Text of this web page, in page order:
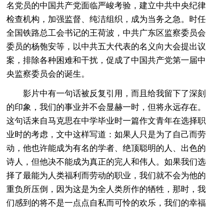
名党员的中国共产党面临严峻考验，建立中共中央纪律
检查机构，加强监督、纯洁组织，成为当务之急。时任
全国铁路总工会书记的王荷波，中共广东区监察委员会
委员的杨匏安等，以中共五大代表的名义向大会提出议
案，排除各种困难和干扰，促成了中国共产党第一届中
央监察委员会的诞生。
影片中有一句话被反复引用，而且给我留下了深刻
的印象，我们的事业并不会显赫一时，但将永远存在。
这句话来自马克思在中学毕业时一篇作文青年在选择职
业时的考虑，文中这样写道：如果人只是为了自己而劳
动，他也许能成为有名的学者、绝顶聪明的人、出色的
诗人，但他决不能成为真正的完人和伟人。如果我们选
择了最能为人类福利而劳动的职业，我们就不会为他的
重负所压倒，因为这是为全人类所作的牺牲，那时，我
们感到的将不是一点点自私而可怜的欢乐，我们的幸福